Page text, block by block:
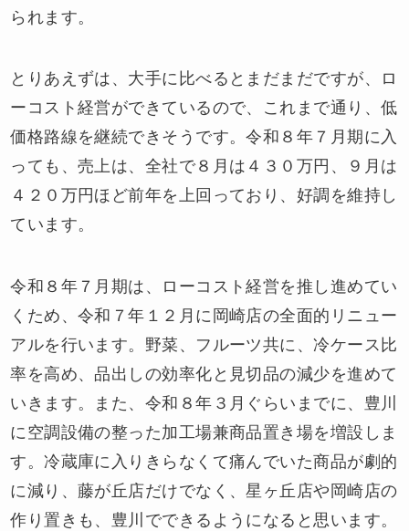
られます。
とりあえずは、大手に比べるとまだまだですが、ロ
ーコスト経営ができているので、これまで通り、低
価格路線を継続できそうです。令和８年７月期に入
っても、売上は、全社で８月は４３０万円、９月は
４２０万円ほど前年を上回っており、好調を維持し
ています。
令和８年７月期は、ローコスト経営を推し進めてい
くため、令和７年１２月に岡崎店の全面的リニュー
アルを行います。野菜、フルーツ共に、冷ケース比
率を高め、品出しの効率化と見切品の減少を進めて
いきます。また、令和８年３月ぐらいまでに、豊川
に空調設備の整った加工場兼商品置き場を増設しま
す。冷蔵庫に入りきらなくて痛んでいた商品が劇的
に減り、藤が丘店だけでなく、星ヶ丘店や岡崎店の
作り置きも、豊川でできるようになると思います。